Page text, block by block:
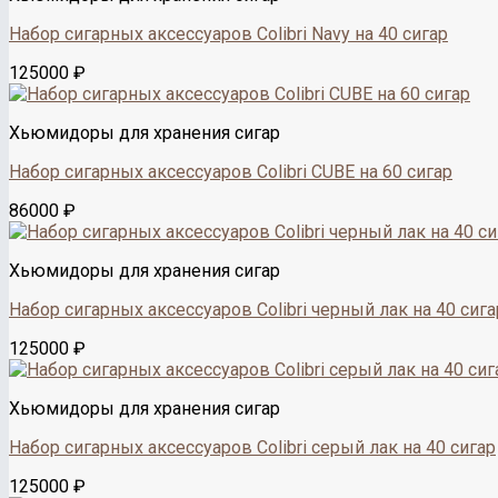
Набор сигарных аксессуаров Colibri Navy на 40 сигар
125000 ₽
Хьюмидоры для хранения сигар
Набор сигарных аксессуаров Colibri CUBE на 60 сигар
86000 ₽
Хьюмидоры для хранения сигар
Набор сигарных аксессуаров Colibri черный лак на 40
125000 ₽
Хьюмидоры для хранения сигар
Набор сигарных аксессуаров Colibri серый лак на 40 сигар
125000 ₽